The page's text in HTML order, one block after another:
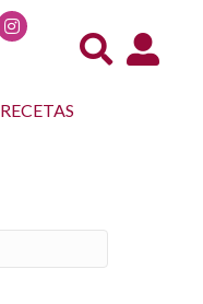
Acceso
RECETAS